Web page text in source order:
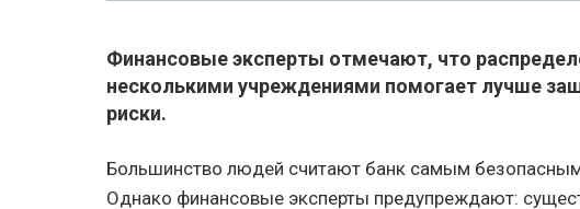
Финансовые эксперты отмечают, что
несколькими учреждениями помогает лучше
риски.
Большинство людей считают банк самым
Однако финансовые эксперты предупреждают: